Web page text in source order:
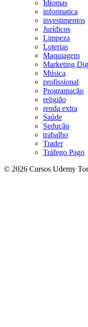
Idiomas
informatica
investimentos
Jurídicos
Limpeza
Loterias
Maquiagem
Marketing
Música
profissional
Programação
religião
renda extra
Saúde
Sedução
trabalho
Trader
Tráfego Pago
© 2026 Cursos Udemy